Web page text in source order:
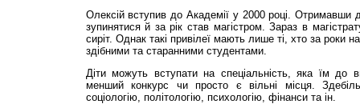
Олексій вступив до Академії у 2000 році. Отримавши
зупинятися й за рік став магістром. Зараз в
сиріт. Однак такі привілеї мають лише ті, хто за роки
здібними та старанними студентами.
Діти можуть вступати на спеціальність, яка їм
менший конкурс чи просто є вільні місця.
соціологію, політологію, психологію, фінанси та ін.